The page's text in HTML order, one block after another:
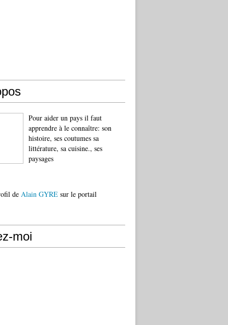
Pour aider un pays il faut
apprendre à le connaître: son
histoire, ses coutumes sa
littérature, sa cuisine., ses
paysages
de Alain GYRE sur le portail
moi